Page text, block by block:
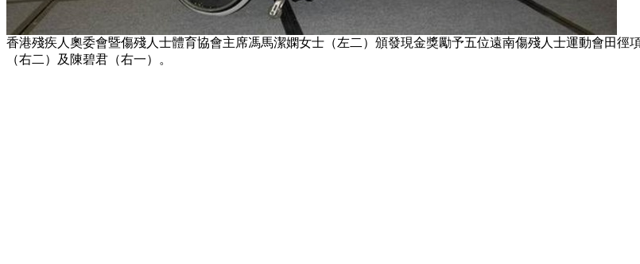
香港殘疾人奧委會暨傷殘人士體育協會主席馮馬潔嫻女士（左二）頒發現金獎勵予五位遠南傷殘人士運動會田
（右二）及陳碧君（右一）。